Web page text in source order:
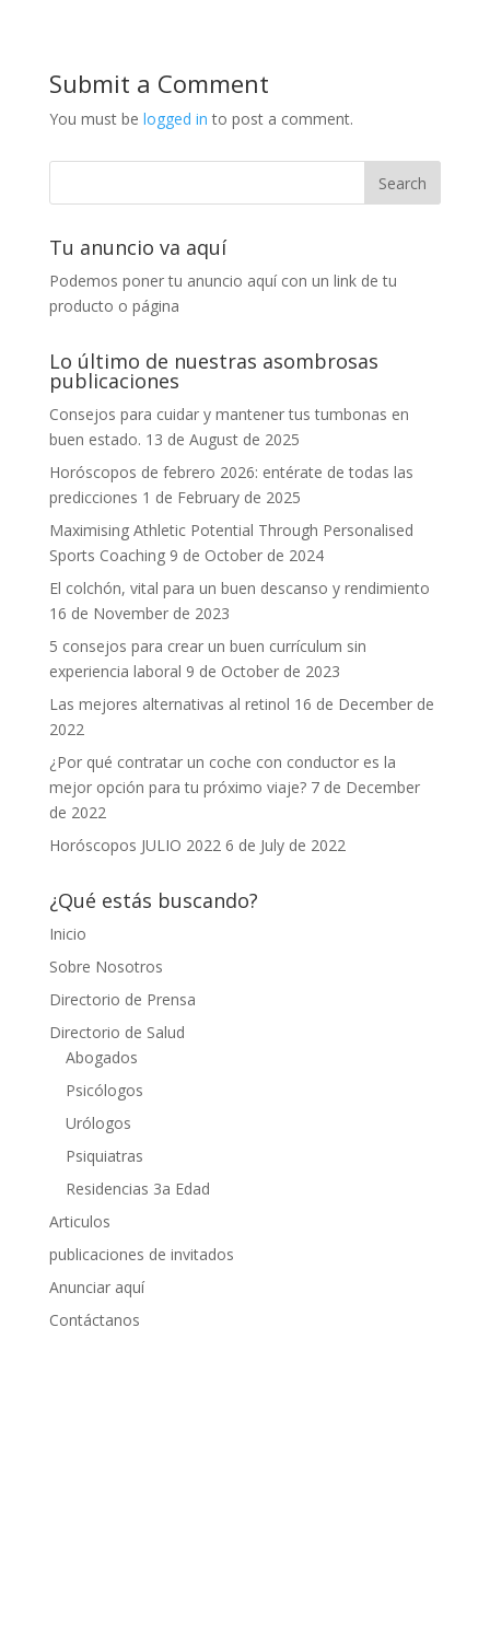
Submit a Comment
You must be logged in to post a comment.
Tu anuncio va aquí
Podemos poner tu anuncio aquí con un link de tu
producto o página
Lo último de nuestras asombrosas
publicaciones
Consejos para cuidar y mantener tus tumbonas en
buen estado. 13 de August de 2025
Horóscopos de febrero 2026: entérate de todas las
predicciones 1 de February de 2025
Maximising Athletic Potential Through Personalised
Sports Coaching 9 de October de 2024
El colchón, vital para un buen descanso y rendimiento
16 de November de 2023
5 consejos para crear un buen currículum sin
experiencia laboral 9 de October de 2023
Las mejores alternativas al retinol 16 de December de
2022
¿Por qué contratar un coche con conductor es la
mejor opción para tu próximo viaje? 7 de December
de 2022
Horóscopos JULIO 2022 6 de July de 2022
¿Qué estás buscando?
Inicio
Sobre Nosotros
Directorio de Prensa
Directorio de Salud
Abogados
Psicólogos
Urólogos
Psiquiatras
Residencias 3a Edad
Articulos
publicaciones de invitados
Anunciar aquí
Contáctanos